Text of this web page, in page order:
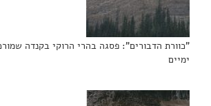
"כוורת הדבורים": פסגה בהרי הרוקי בקנדה
ימיים